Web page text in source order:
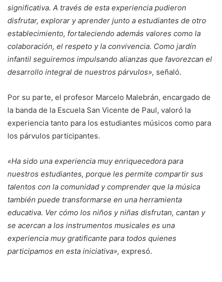
significativa. A través de esta experiencia pudieron
disfrutar, explorar y aprender junto a estudiantes de otro
establecimiento, fortaleciendo además valores como la
colaboración, el respeto y la convivencia. Como jardín
infantil seguiremos impulsando alianzas que favorezcan el
desarrollo integral de nuestros párvulos», señaló.
Por su parte, el profesor Marcelo Malebrán, encargado de
la banda de la Escuela San Vicente de Paul, valoró la
experiencia tanto para los estudiantes músicos como para
los párvulos participantes.
«Ha sido una experiencia muy enriquecedora para
nuestros estudiantes, porque les permite compartir sus
talentos con la comunidad y comprender que la música
también puede transformarse en una herramienta
educativa. Ver cómo los niños y niñas disfrutan, cantan y
se acercan a los instrumentos musicales es una
experiencia muy gratificante para todos quienes
participamos en esta iniciativa», expresó.